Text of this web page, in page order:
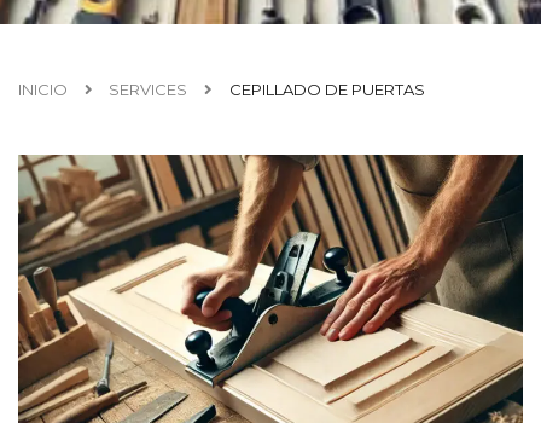
INICIO SERVICES CEPILLADO DE PUERTAS